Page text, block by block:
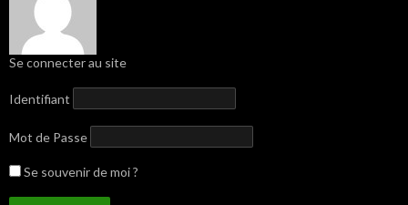
Se connecter au site
Identifiant
Mot de Passe
Se souvenir de moi ?